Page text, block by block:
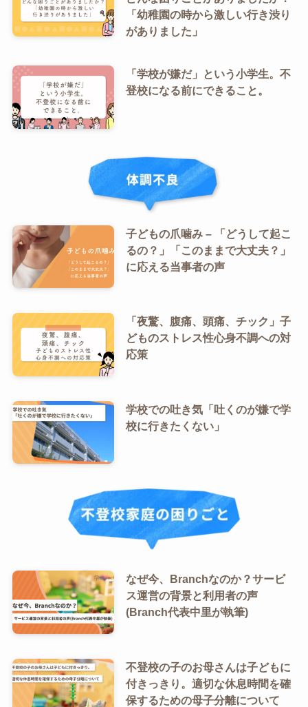
「幼稚園の時から激しい行き渋り
がありました」
「学校が嫌だ」という小学生。不
登校になる前にできること。
子どもの爪噛み – 「どうして起こ
るの？」「このままで大丈夫？」
に応える当事者の声
「夜驚、腹痛、頭痛、チック」子
どものストレス性心身不調への対
応策
学校での吐き気「吐くのが嫌で学
校に行きたくない」
なぜ今、Branchなのか？サービ
ス運営の背景と利用者の声
(Branch代表中里が執筆)
不登校の子のお母さんは子どもに
付きっきり。適切な休息時間を確
保するための母子分離について